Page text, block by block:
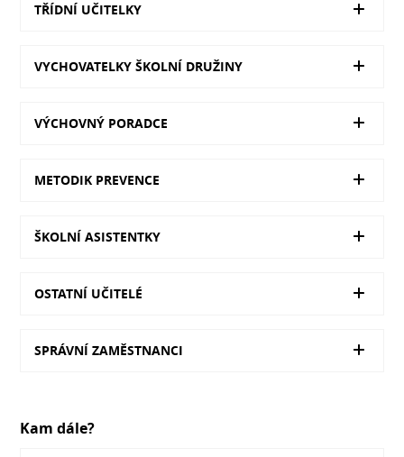
TŘÍDNÍ UČITELKY
VYCHOVATELKY ŠKOLNÍ DRUŽINY
VÝCHOVNÝ PORADCE
METODIK PREVENCE
ŠKOLNÍ ASISTENTKY
OSTATNÍ UČITELÉ
SPRÁVNÍ ZAMĚSTNANCI
Kam dále?